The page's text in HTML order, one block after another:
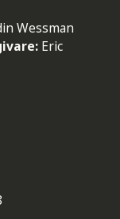
Wessman
Eric